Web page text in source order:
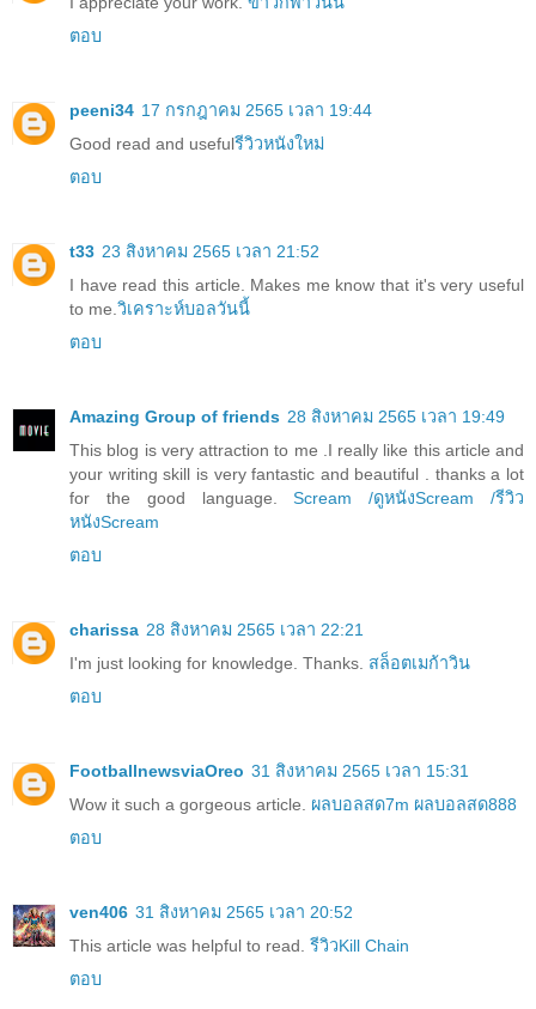
ตอบ
peeni34 17 กรกฎาคม 2565 เวลา 19:44
Good read and usefulรีวิวหนังใหม่
ตอบ
t33 23 สิงหาคม 2565 เวลา 21:52
I have read this article. Makes me know that it's very useful
to me. วิเคราะห์บอลวันนี้
ตอบ
Amazing Group of friends 28 สิงหาคม 2565 เวลา 19:49
This blog is very attraction to me .I really like this article and
your writing skill is very fantastic and beautiful . thanks a lot
for the good language.Scream /ดูหนังScream /รีวิว
หนังScream
ตอบ
charissa 28 สิงหาคม 2565 เวลา 22:21
I'm just looking for knowledge. Thanks. สล็อตเมก้าวิน
ตอบ
FootballnewsviaOreo 31 สิงหาคม 2565 เวลา 15:31
Wow it such a gorgeous article. ผลบอลสด7m ผลบอลสด888
ตอบ
ven406 31 สิงหาคม 2565 เวลา 20:52
This article was helpful to read. รีวิวKill Chain
ตอบ